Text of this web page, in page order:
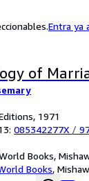
Entra ya
of
1971
085342277X /
Books,
Books,